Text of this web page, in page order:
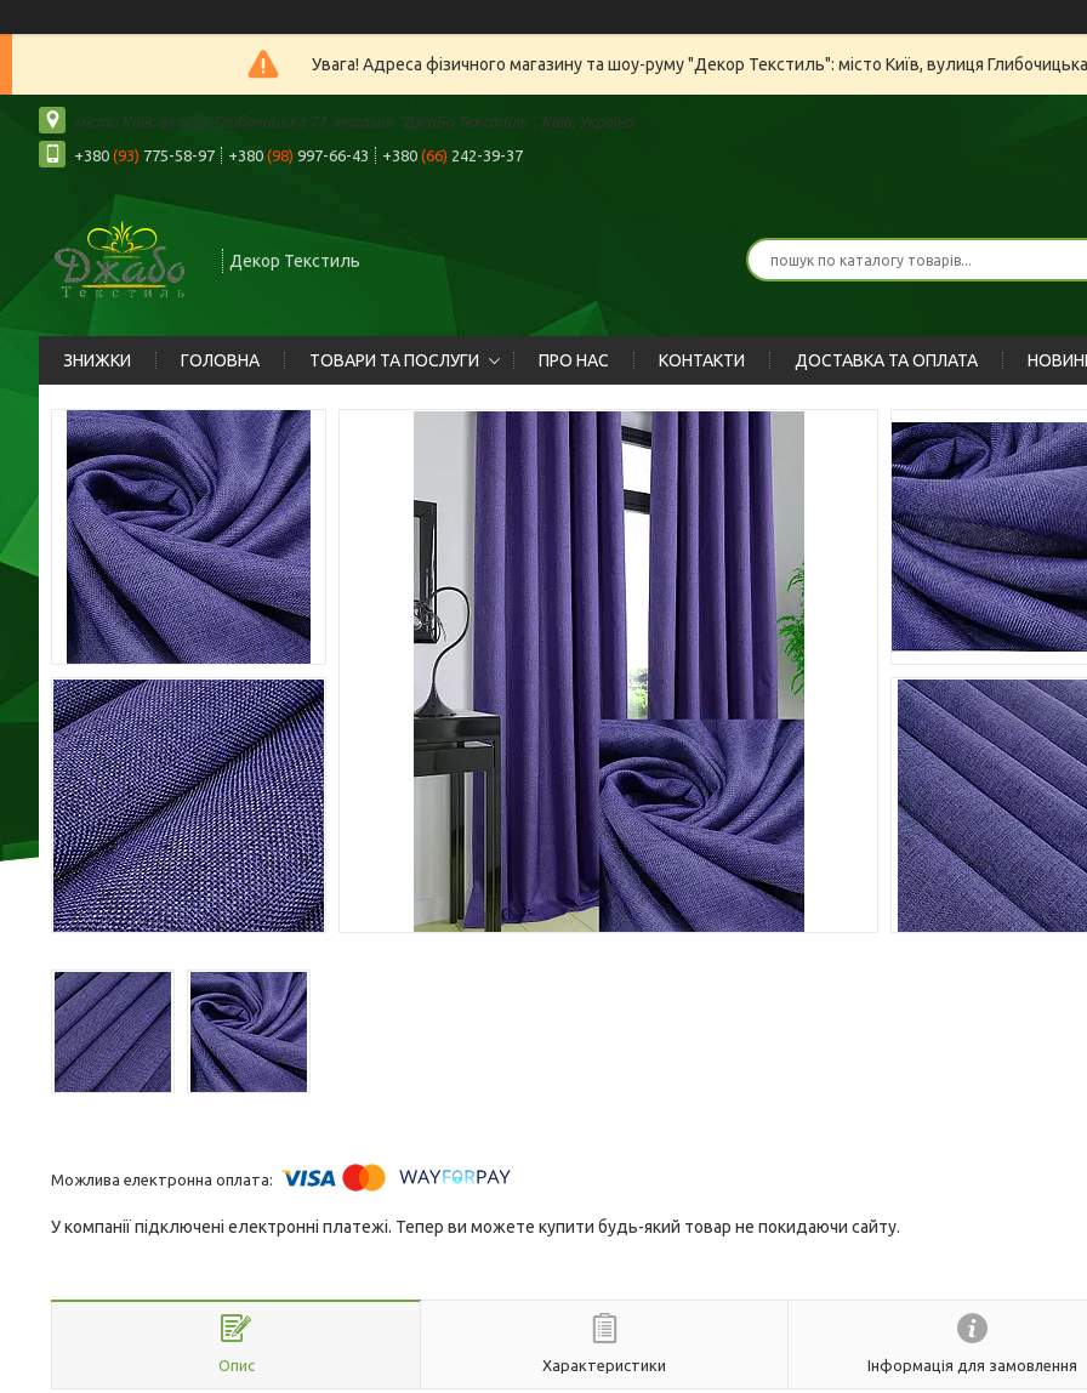
Увага! Адреса фізичного магазину та шоу-руму "Декор Текстиль": місто Київ, вулиця
місто Київ, вулиця Глибочицька 71, магазин "ДжаБо Текстиль", Київ, Україна
+380 (93) 775-58-97 +380 (98) 997-66-43 +380 (66) 242-39-37
Декор Текстиль
ЗНИЖКИ ГОЛОВНА ТОВАРИ ТА ПОСЛУГИ ПРО НАС КОНТАКТИ ДОСТАВКА ТА ОПЛАТА
У компанії підключені електронні платежі. Тепер ви можете купити будь-який товар не покидаючи сайту.
Опис Характеристики Інформація для замовлення